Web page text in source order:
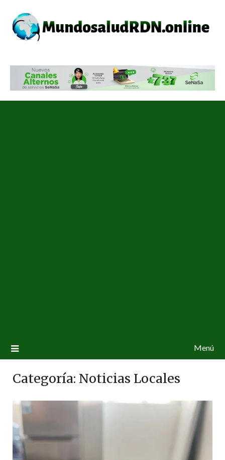
Menú
Categoría: Noticias Locales